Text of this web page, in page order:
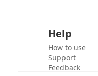
Help
How to use
Support
Feedback